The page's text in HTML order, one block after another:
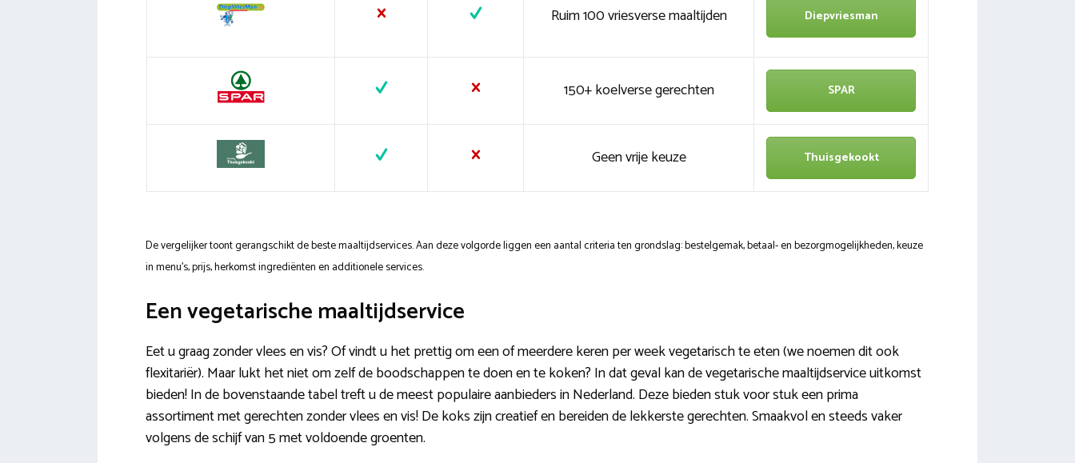
Ruim 100 vriesverse maaltijden Diepvriesman
150+ koelverse gerechten SPAR
Geen vrije keuze Thuisgekookt
De vergelijker toont gerangschikt de beste maaltijdservices. Aan deze volgorde liggen een aantal criteria ten grondslag: bestelgemak, betaal- en bezorgmogelijkheden, keuze
in menu’s, prijs, herkomst ingrediënten en additionele services.
Een vegetarische maaltijdservice
Eet u graag zonder vlees en vis? Of vindt u het prettig om een of meerdere keren per week vegetarisch te eten (we noemen dit ook
flexitariër). Maar lukt het niet om zelf de boodschappen te doen en te koken? In dat geval kan de vegetarische maaltijdservice uitkomst
bieden! In de bovenstaande tabel treft u de meest populaire aanbieders in Nederland. Deze bieden stuk voor stuk een prima
assortiment met gerechten zonder vlees en vis! De koks zijn creatief en bereiden de lekkerste gerechten. Smaakvol en steeds vaker
volgens de schijf van 5 met voldoende groenten.